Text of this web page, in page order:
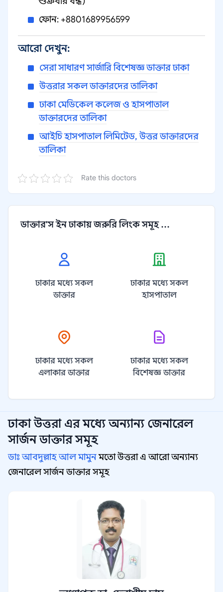
ফোন: +8801689956599
আরো দেখুন:
সেরা সাধারণ সার্জারি বিশেষজ্ঞ ডাক্তার ঢাকা
উত্তরার সকল ডাক্তারদের তালিকা
ঢাকা মেডিকেল কলেজ ও হাসপাতাল
ডাক্তারদের তালিকা
আইচি হাসপাতাল লিমিটেড, উত্তর ডাক্তারদের
তালিকা
Rate this doctors
ডাক্তার'স ইন ঢাকায় জরুরি লিংক সমূহ ...
ঢাকার মধ্যে সকল
ডাক্তার
ঢাকার মধ্যে সকল
হাসপাতাল
ঢাকার মধ্যে সকল
এলাকার ডাক্তার
ঢাকার মধ্যে সকল
বিশেষজ্ঞ ডাক্তার
ঢাকা উত্তরা এর মধ্যে অন্যান্য জেনারেল
সার্জন ডাক্তার সমূহ
ডাঃ আবদুল্লাহ আল মামুনমতো উত্তরা এ আরো অন্যান্য
জেনারেল সার্জন ডাক্তার সমূহ